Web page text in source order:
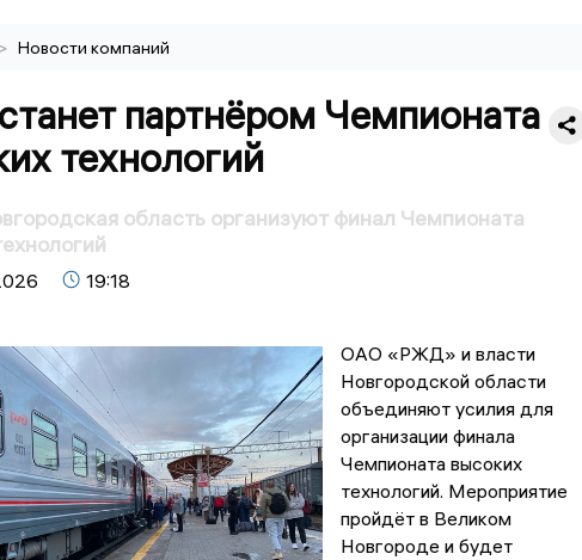
Новости компаний
партнёром Чемпионата
технологий
область организуют финал Чемпионата
19:18
ОАО «РЖД» и власти
Новгородской области
объединяют усилия для
организации финала
Чемпионата высоких
технологий. Мероприятие
пройдёт в Великом
Новгороде и будет